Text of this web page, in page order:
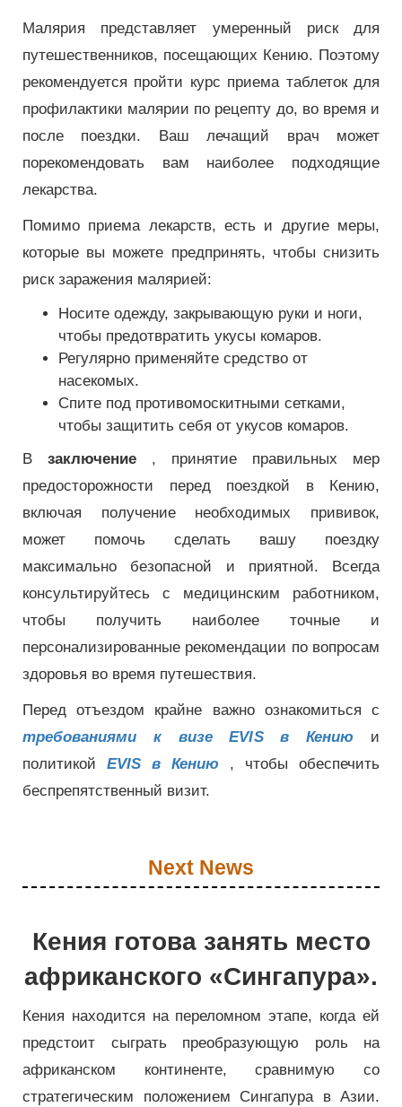
Малярия представляет умеренный риск для
путешественников, посещающих Кению. Поэтому
рекомендуется пройти курс приема таблеток для
профилактики малярии по рецепту до, во время и
после поездки. Ваш лечащий врач может
порекомендовать вам наиболее подходящие
лекарства.
Помимо приема лекарств, есть и другие меры,
которые вы можете предпринять, чтобы снизить
риск заражения малярией:
Носите одежду, закрывающую руки и ноги,
чтобы предотвратить укусы комаров.
Регулярно применяйте средство от
насекомых.
Спите под противомоскитными сетками,
чтобы защитить себя от укусов комаров.
В заключение , принятие правильных мер
предосторожности перед поездкой в ​​Кению,
включая получение необходимых прививок,
может помочь сделать вашу поездку
максимально безопасной и приятной. Всегда
консультируйтесь с медицинским работником,
чтобы получить наиболее точные и
персонализированные рекомендации по вопросам
здоровья во время путешествия.
Перед отъездом крайне важно ознакомиться с
требованиями к визе EVIS в Кению и
политикой EVIS в Кению
, чтобы обеспечить
беспрепятственный визит.
Next News
Кения готова занять место
африканского «Сингапура».
Кения находится на переломном этапе, когда ей
предстоит сыграть преобразующую роль на
африканском континенте, сравнимую со
стратегическим положением Сингапура в Азии.